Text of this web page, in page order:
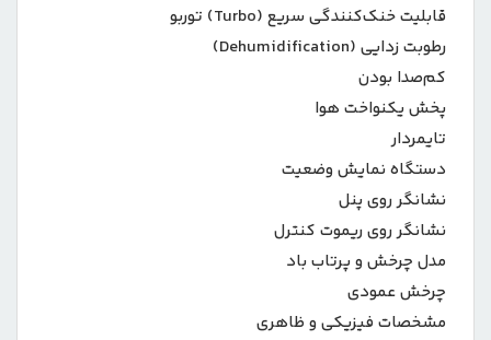
قابلیت خنک‌کنندگی سریع (Turbo) توربو
رطوبت زدایی (Dehumidification)
کم‌صدا بودن
پخش یکنواخت هوا
تایمردار
دستگاه نمایش وضعیت
نشانگر روی پنل
نشانگر روی ریموت کنترل
مدل چرخش و پرتاب باد
چرخش عمودی
مشخصات فیزیکی و ظاهری